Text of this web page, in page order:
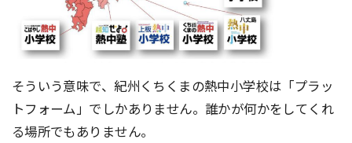
そういう意味で、紀州くちくまの熱中小学校は「プラッ
トフォーム」でしかありません。誰かが何かをしてくれ
る場所でもありません。